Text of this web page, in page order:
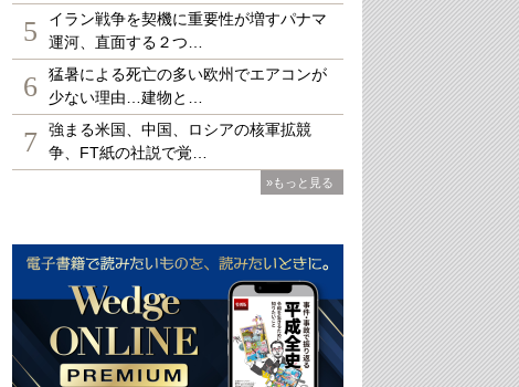
5
イラン戦争を契機に重要性が増すパナマ
運河、直面する２つ…
6
猛暑による死亡の多い欧州でエアコンが
少ない理由…建物と…
7
強まる米国、中国、ロシアの核軍拡競
争、FT紙の社説で覚…
»もっと見る